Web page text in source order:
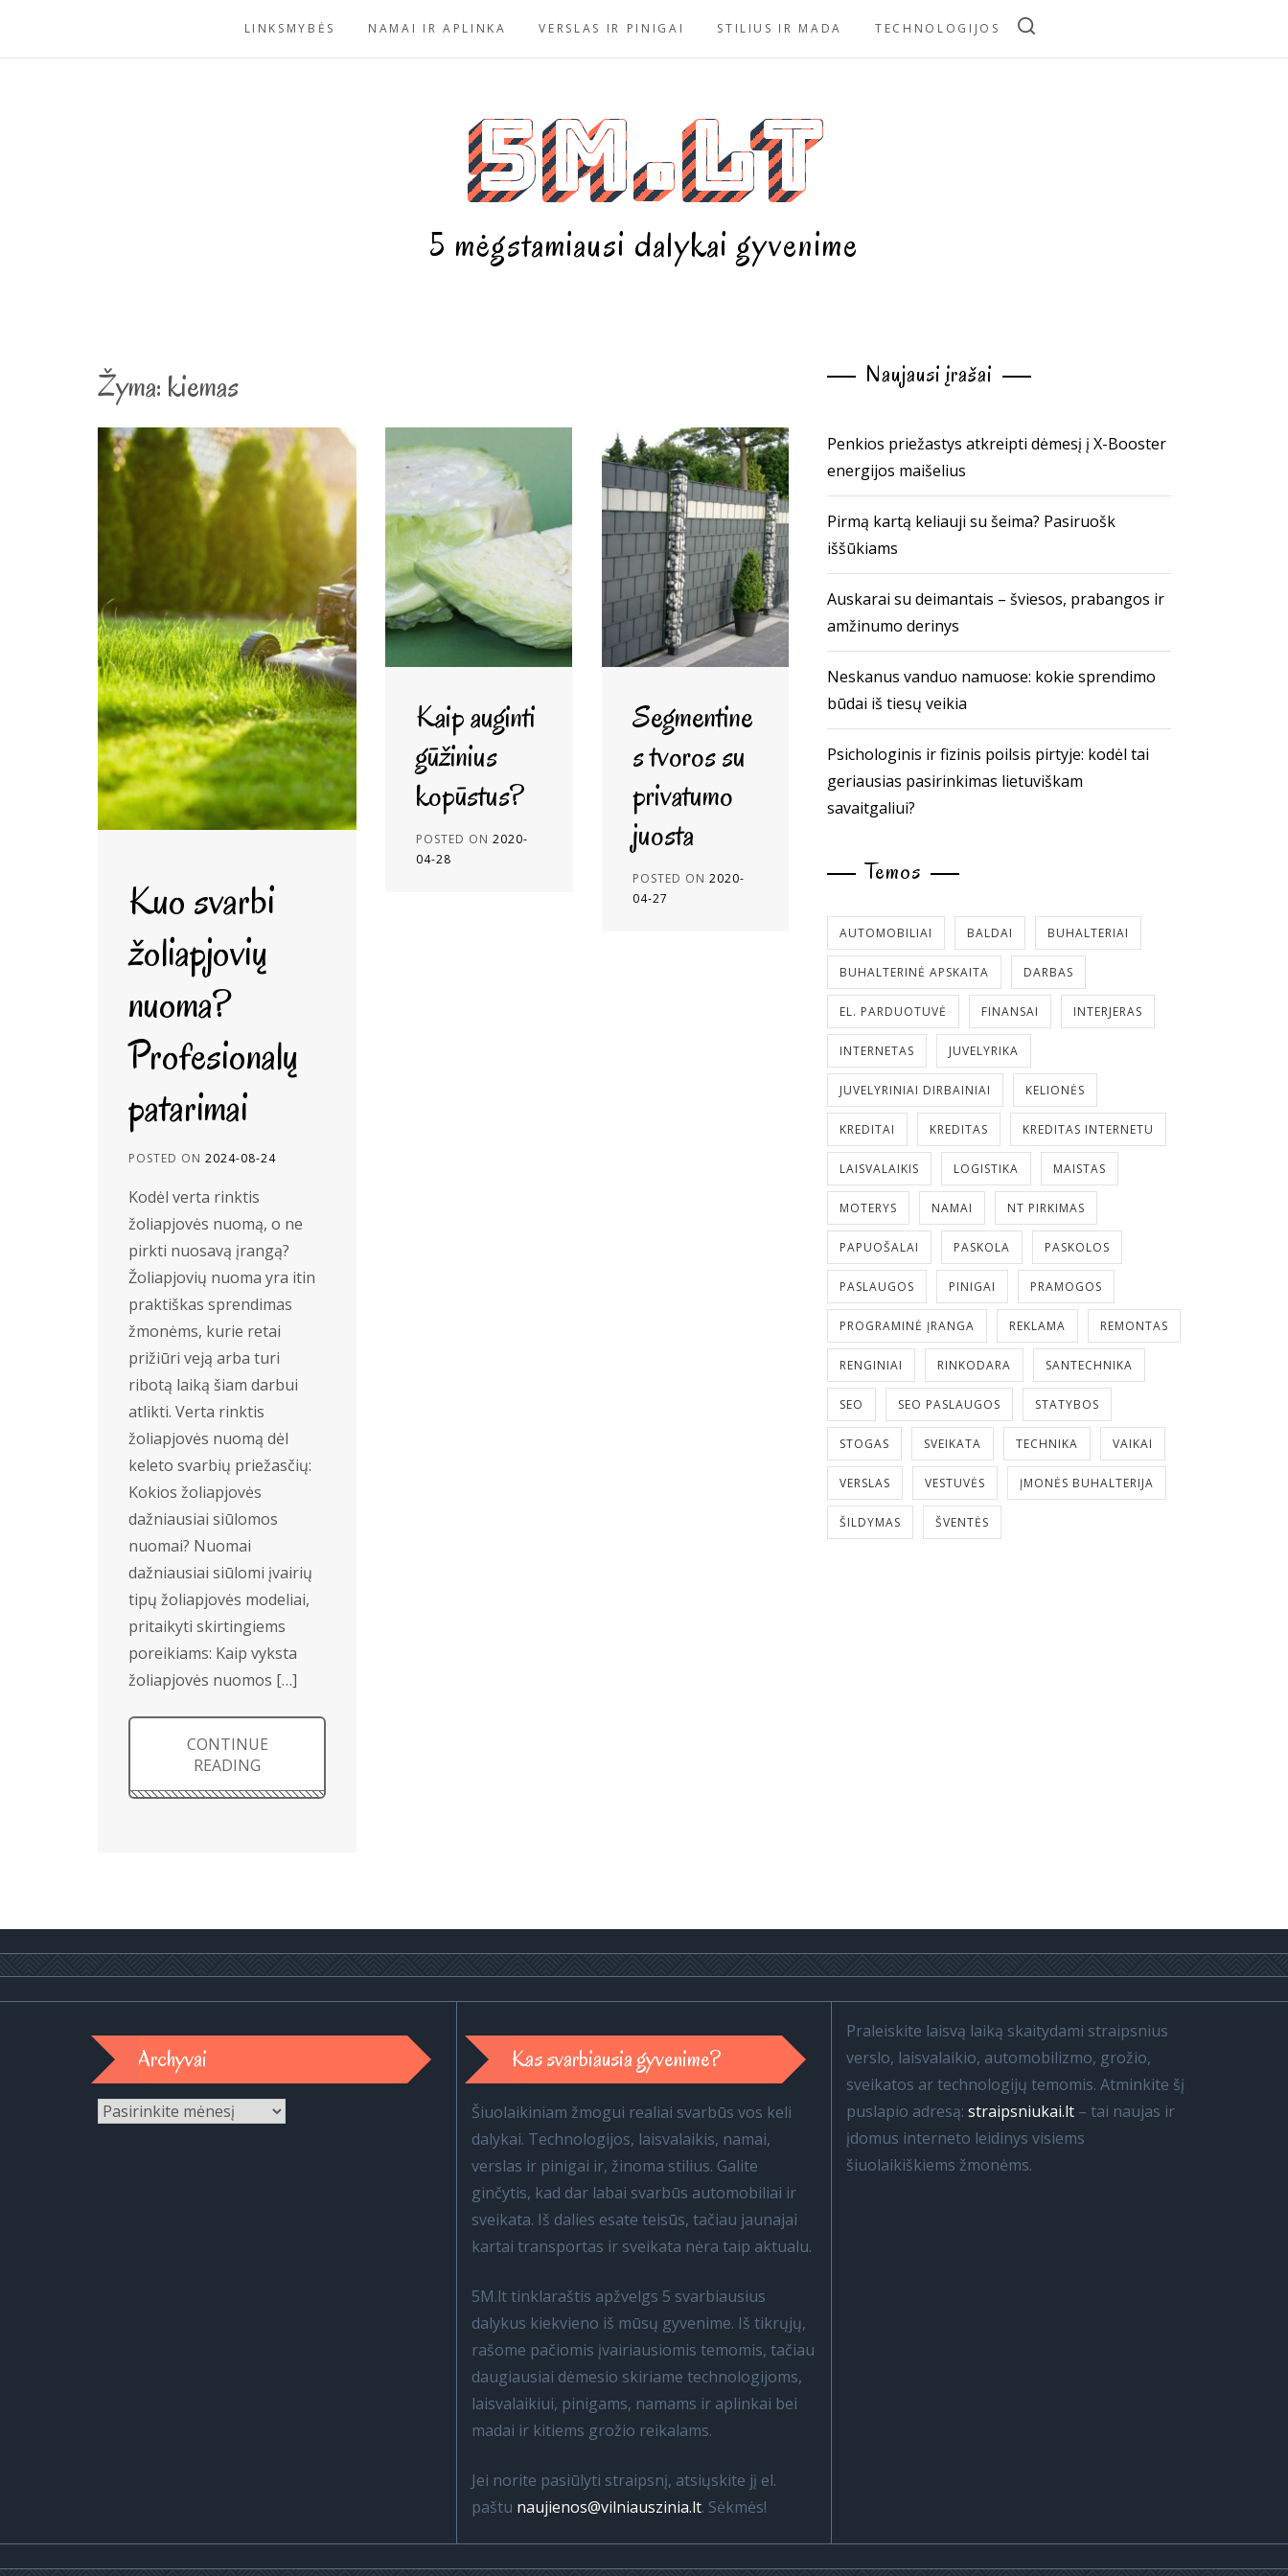
LINKSMYBĖS NAMAI IR APLINKA VERSLAS IR PINIGAI STILIUS IR MADA TECHNOLOGIJOS
5m.lt
5 mėgstamiausi dalykai gyvenime
Žyma: kiemas
Kuo svarbi
žoliapjovių
nuoma?
Profesionalų
patarimai
POSTED ON 2024-08-24
Kodėl verta rinktis
žoliapjovės nuomą, o ne
pirkti nuosavą įrangą?
Žoliapjovių nuoma yra itin
praktiškas sprendimas
žmonėms, kurie retai
prižiūri veją arba turi
ribotą laiką šiam darbui
atlikti. Verta rinktis
žoliapjovės nuomą dėl
keleto svarbių priežasčių:
Kokios žoliapjovės
dažniausiai siūlomos
nuomai? Nuomai
dažniausiai siūlomi įvairių
tipų žoliapjovės modeliai,
pritaikyti skirtingiems
poreikiams: Kaip vyksta
žoliapjovės nuomos […]
CONTINUE
READING
Kaip auginti
gūžinius
kopūstus?
POSTED ON2020-
04-28
Segmentine
s tvoros su
privatumo
juosta
POSTED ON 2020-
04-27
Naujausi įrašai
Penkios priežastys atkreipti dėmesį į X-Booster
energijos maišelius
Pirmą kartą keliauji su šeima? Pasiruošk
iššūkiams
Auskarai su deimantais – šviesos, prabangos ir
amžinumo derinys
Neskanus vanduo namuose: kokie sprendimo
būdai iš tiesų veikia
Psichologinis ir fizinis poilsis pirtyje: kodėl tai
geriausias pasirinkimas lietuviškam
savaitgaliui?
Temos
AUTOMOBILIAI BALDAI BUHALTERIAI
BUHALTERINĖ APSKAITA DARBAS
EL. PARDUOTUVĖ FINANSAI INTERJERAS
INTERNETAS JUVELYRIKA
JUVELYRINIAI DIRBAINIAI KELIONĖS
KREDITAI KREDITAS KREDITAS INTERNETU
LAISVALAIKIS LOGISTIKA MAISTAS
MOTERYS NAMAI NT PIRKIMAS
PAPUOŠALAI PASKOLA PASKOLOS
PASLAUGOS PINIGAI PRAMOGOS
PROGRAMINĖ ĮRANGA REKLAMA REMONTAS
RENGINIAI RINKODARA SANTECHNIKA
SEO SEO PASLAUGOS STATYBOS
STOGAS SVEIKATA TECHNIKA VAIKAI
VERSLAS VESTUVĖS ĮMONĖS BUHALTERIJA
ŠILDYMAS ŠVENTĖS
Archyvai
Archyvai
Kas svarbiausia gyvenime?
Šiuolaikiniam žmogui realiai svarbūs vos keli
dalykai. Technologijos, laisvalaikis, namai,
verslas ir pinigai ir, žinoma stilius. Galite
ginčytis, kad dar labai svarbūs automobiliai ir
sveikata. Iš dalies esate teisūs, tačiau jaunajai
kartai transportas ir sveikata nėra taip aktualu.
5M.lt tinklaraštis apžvelgs 5 svarbiausius
dalykus kiekvieno iš mūsų gyvenime. Iš tikrųjų,
rašome pačiomis įvairiausiomis temomis, tačiau
daugiausiai dėmesio skiriame technologijoms,
laisvalaikiui, pinigams, namams ir aplinkai bei
madai ir kitiems grožio reikalams.
Jei norite pasiūlyti straipsnį, atsiųskite jį el.
paštu naujienos@vilniauszinia.lt. Sėkmės!
Praleiskite laisvą laiką skaitydami straipsnius
verslo, laisvalaikio, automobilizmo, grožio,
sveikatos ar technologijų temomis. Atminkite šį
puslapio adresą: straipsniukai.lt– tai naujas ir
įdomus interneto leidinys visiems
šiuolaikiškiems žmonėms.